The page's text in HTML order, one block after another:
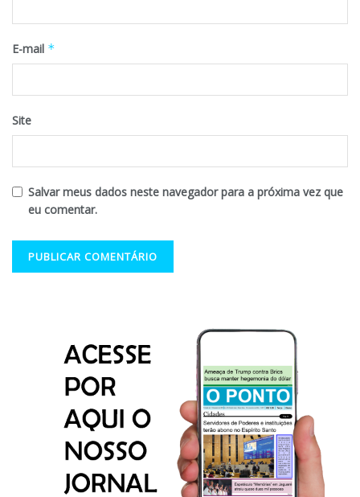
E-mail *
Site
Salvar meus dados neste navegador para a próxima vez que
eu comentar.